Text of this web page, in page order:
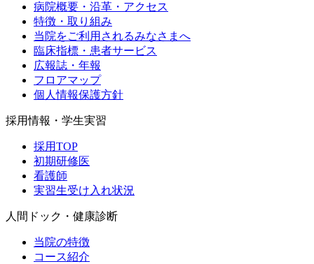
病院概要・沿革・アクセス
特徴・取り組み
当院をご利用されるみなさまへ
臨床指標・患者サービス
広報誌・年報
フロアマップ
個人情報保護方針
採用情報・学生実習
採用TOP
初期研修医
看護師
実習生受け入れ状況
人間ドック・健康診断
当院の特徴
コース紹介